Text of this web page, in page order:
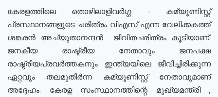
കേരളത്തിലെ തൊഴിലാളിവർഗ്ഗ - കമ്യൂണിസ്റ്റ്
പ്രസ്ഥാനങ്ങളുടെ ചരിത്രം വിഎസ് എന്ന വേലിക്കകത്ത്
ശങ്കരൻ അച്യുതാനന്ദൻ ജീവിതചരിത്രം കൂടിയാണ്.
ജനകീയ രാഷ്ട്രീയ നേതാവും ജനപക്ഷ
രാഷ്ട്രീയപ്രവർത്തകനും ഇന്ത്യയിലെ ജീവിച്ചിരിക്കുന്ന
ഏറ്റവും തലമുതിർന്ന കമ്യൂണിസ്റ്റ് നേതാവുമാണ്
അദ്ദേഹം. കേരള സംസ്ഥാനത്തിന്റെ മുഖ്യമന്ത്രി ,